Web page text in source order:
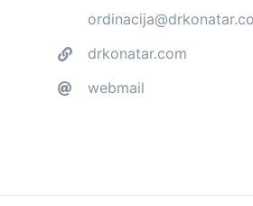
drkonatar.com
webmail